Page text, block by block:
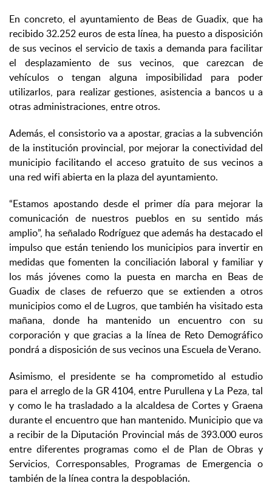
En concreto, el ayuntamiento de Beas de Guadix, que ha
recibido 32.252 euros de esta línea, ha puesto a disposición
de sus vecinos el servicio de taxis a demanda para facilitar
el desplazamiento de sus vecinos, que carezcan de
vehículos o tengan alguna imposibilidad para poder
utilizarlos, para realizar gestiones, asistencia a bancos u a
otras administraciones, entre otros.
Además, el consistorio va a apostar, gracias a la subvención
de la institución provincial, por mejorar la conectividad del
municipio facilitando el acceso gratuito de sus vecinos a
una red wifi abierta en la plaza del ayuntamiento.
“Estamos apostando desde el primer día para mejorar la
comunicación de nuestros pueblos en su sentido más
amplio”, ha señalado Rodríguez que además ha destacado el
impulso que están teniendo los municipios para invertir en
medidas que fomenten la conciliación laboral y familiar y
los más jóvenes como la puesta en marcha en Beas de
Guadix de clases de refuerzo que se extienden a otros
municipios como el de Lugros, que también ha visitado esta
mañana, donde ha mantenido un encuentro con su
corporación y que gracias a la línea de Reto Demográfico
pondrá a disposición de sus vecinos una Escuela de Verano.
Asimismo, el presidente se ha comprometido al estudio
para el arreglo de la GR 4104, entre Purullena y La Peza, tal
y como le ha trasladado a la alcaldesa de Cortes y Graena
durante el encuentro que han mantenido. Municipio que va
a recibir de la Diputación Provincial más de 393.000 euros
entre diferentes programas como el de Plan de Obras y
Servicios, Corresponsables, Programas de Emergencia o
también de la línea contra la despoblación.